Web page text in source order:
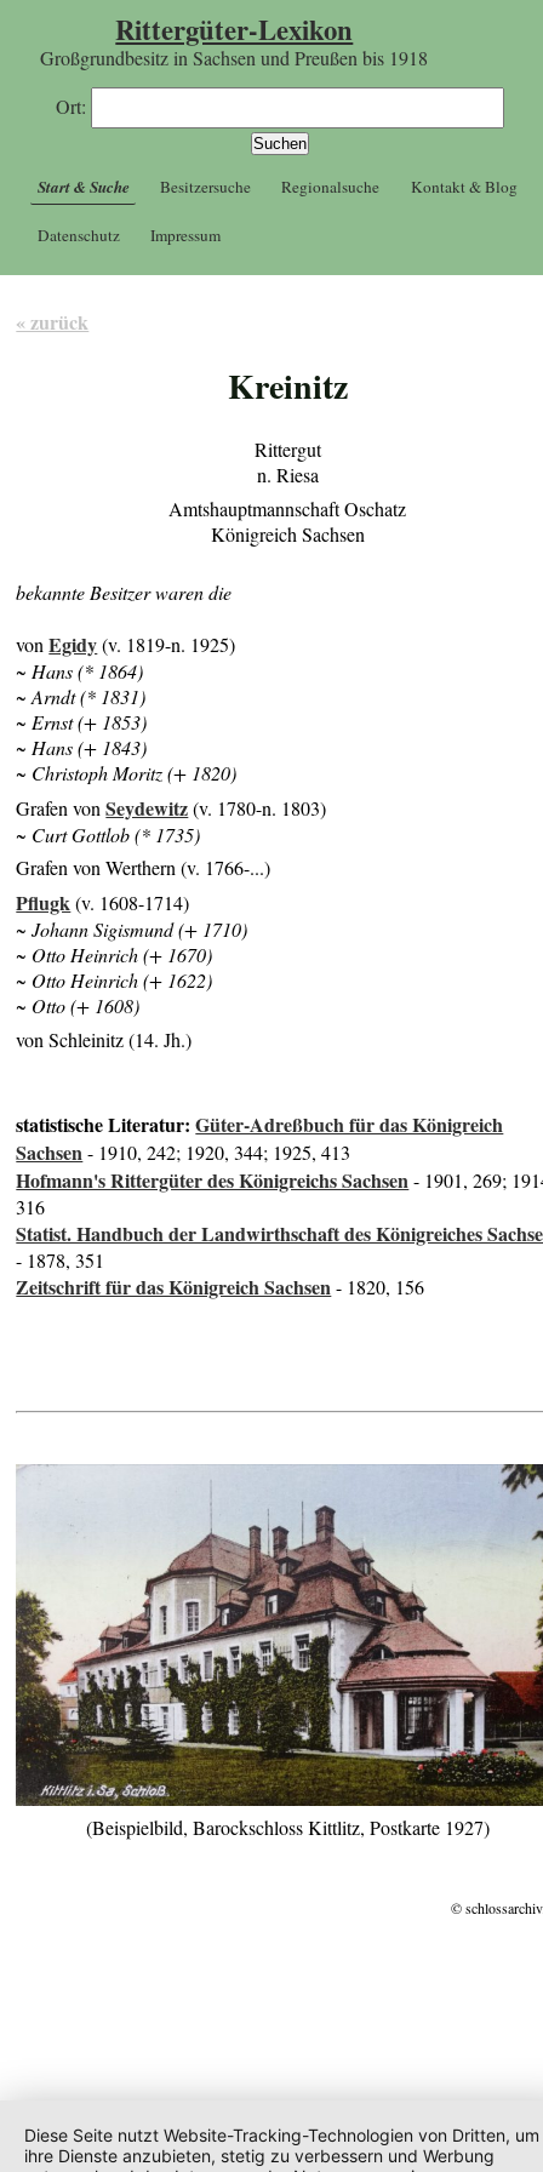
Rittergüter-Lexikon
Großgrundbesitz in Sachsen und Preußen bis 1918
Ort:
Start & Suche Besitzersuche Regionalsuche Kontakt & Blog
Datenschutz Impressum
« zurück
Kreinitz
Rittergut
n. Riesa
Amtshauptmannschaft Oschatz
Königreich Sachsen
bekannte Besitzer waren die
vonEgidy(v. 1819-n. 1925)
~ Hans (* 1864)
~ Arndt (* 1831)
~ Ernst (+ 1853)
~ Hans (+ 1843)
~ Christoph Moritz (+ 1820)
Grafen vonSeydewitz(v. 1780-n. 1803)
~ Curt Gottlob (* 1735)
Grafen von Werthern (v. 1766-...)
Pflugk(v. 1608-1714)
~ Johann Sigismund (+ 1710)
~ Otto Heinrich (+ 1670)
~ Otto Heinrich (+ 1622)
~ Otto (+ 1608)
von Schleinitz (14. Jh.)
statistische Literatur:Güter-Adreßbuch für das Königreich
Sachsen- 1910, 242; 1920, 344; 1925, 413
Hofmann's Rittergüter des Königreichs Sachsen- 1901, 269;
316
Statist. Handbuch der Landwirthschaft des Königreiches
- 1878, 351
Zeitschrift für das Königreich Sachsen- 1820, 156
(Beispielbild, Barockschloss Kittlitz, Postkarte 1927)
©
Diese Seite nutzt Website-Tracking-Technologien von Dritten, um
ihre Dienste anzubieten, stetig zu verbessern und Werbung